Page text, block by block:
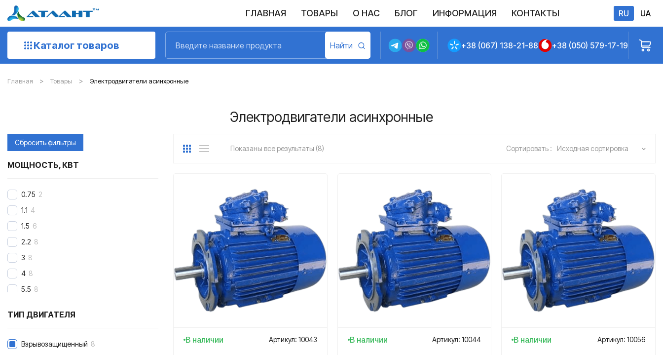
ГЛАВНАЯ ТОВАРЫ О НАС БЛОГ ИНФОРМАЦИЯ КОНТАКТЫ RU UA
Каталог товаров +38 (067) 138-21-88 +38 (050) 579-17-19
Главная Товары Электродвигатели асинхронные
Электродвигатели асинхронные
Показаны все результаты (8) Сортировать : Исходная сортировка
В наличии Артикул: 10043 В наличии Артикул: 10044 В наличии Артикул: 10056
Сбросить фильтры
МОЩНОСТЬ, КВТ
0.75 2
1.1 4
1.5 6
2.2 8
3 8
4 8
5.5 8
8
ТИП ДВИГАТЕЛЯ
Взрывозащищенный 8